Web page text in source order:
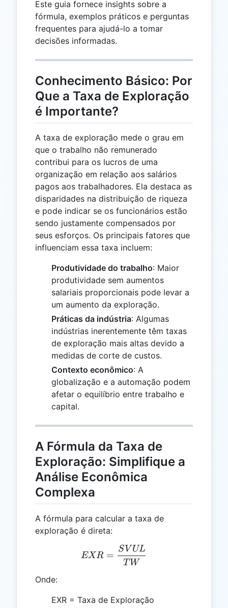
Este guia fornece insights sobre a
fórmula, exemplos práticos e perguntas
frequentes para ajudá-lo a tomar
decisões informadas.
Conhecimento Básico: Por
Que a Taxa de Exploração
é Importante?
A taxa de exploração mede o grau em
que o trabalho não remunerado
contribui para os lucros de uma
organização em relação aos salários
pagos aos trabalhadores. Ela destaca as
disparidades na distribuição de riqueza
e pode indicar se os funcionários estão
sendo justamente compensados por
seus esforços. Os principais fatores que
influenciam essa taxa incluem:
Produtividade do trabalho: Maior
produtividade sem aumentos
salariais proporcionais pode levar a
um aumento da exploração.
Práticas da indústria: Algumas
indústrias inerentemente têm taxas
de exploração mais altas devido a
medidas de corte de custos.
Contexto econômico: A
globalização e a automação podem
afetar o equilíbrio entre trabalho e
capital.
A Fórmula da Taxa de
Exploração: Simplifique a
Análise Econômica
Complexa
A fórmula para calcular a taxa de
exploração é direta:
EXR =
EXR =
T W
SV UL
Onde:
EXR = Taxa de Exploração